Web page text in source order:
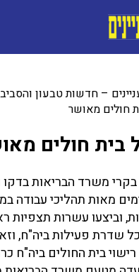
– חדשות טבעון
חולים מאושר
בית חולים
משרד הבריאות
מאות תהליכי עבודה
וביצעו עשרות תצפיות
שדרת פעילות ביה"ח,
בית החולים ביה"ח